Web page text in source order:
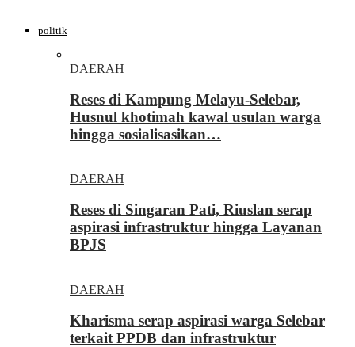
politik
DAERAH
Reses di Kampung Melayu-Selebar,
Husnul khotimah kawal usulan warga
hingga sosialisasikan…
DAERAH
Reses di Singaran Pati, Riuslan serap
aspirasi infrastruktur hingga Layanan
BPJS
DAERAH
Kharisma serap aspirasi warga Selebar
terkait PPDB dan infrastruktur